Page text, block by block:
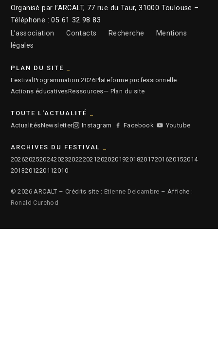
Organisé par l’ARCALT, 77 rue du Taur, 31000 Toulouse –
Téléphone : 05 61 32 98 83
L’association
Contacts Recherche
Mentions
légales
PLAN DU SITE
Festival Programmation 2026Plateforme professionnelle
Actions éducativesRessources— Plan du site
TOUTE L'ACTUALITÉ
ActualitésNewsletter Instagram Facebook Youtube
ARCHIVES DU FESTIVAL
2026202520242023202220212020201920182017201620152014
2013201220112010
© 2026 ARCALT – Crédits site : Etienne Delcambre – Affiche :
Ronald Curchod